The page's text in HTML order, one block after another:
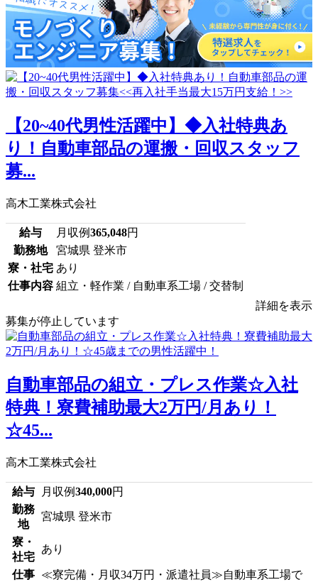
【20~40代男性活躍中】◆入社特典あ
り！自動車部品の運搬・回収スタッフ
募...
高木工業株式会社
給与 月収例365,048円
勤務地
宮城県 登米市
寮・社宅 あり
仕事内容 組立・軽作業 / 自動車系工場 / 交替制
詳細を表示
募集が停止しています
自動車部品の組立・プレス作業☆入社
特典！寮費補助最大2万円/月あり！
☆45...
高木工業株式会社
給与 月収例340,000円
勤務
地
宮城県 登米市
寮・
社宅
あり
仕事
≪寮完備・月収34万円・派遣社員≫自動車系工場で